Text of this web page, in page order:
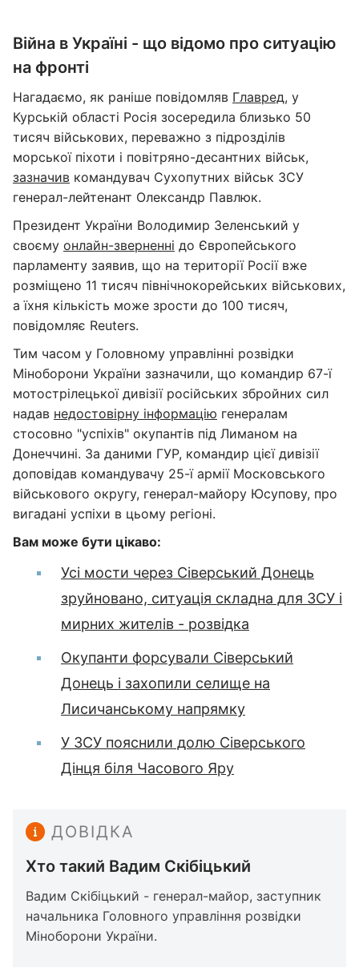
Війна в Україні - що відомо про ситуацію
на фронті
Нагадаємо, як раніше повідомляв Главред, у
Курській області Росія зосередила близько 50
тисяч військових, переважно з підрозділів
морської піхоти і повітряно-десантних військ,
зазначив командувач Сухопутних військ ЗСУ
генерал-лейтенант Олександр Павлюк.
Президент України Володимир Зеленський у
своєму онлайн-зверненні до Європейського
парламенту заявив, що на території Росії вже
розміщено 11 тисяч північнокорейських військових,
а їхня кількість може зрости до 100 тисяч,
повідомляє Reuters.
Тим часом у Головному управлінні розвідки
Міноборони України зазначили, що командир 67-ї
мотострілецької дивізії російських збройних сил
надав недостовірну інформацію генералам
стосовно "успіхів" окупантів під Лиманом на
Донеччині. За даними ГУР, командир цієї дивізії
доповідав командувачу 25-ї армії Московського
військового округу, генерал-майору Юсупову, про
вигадані успіхи в цьому регіоні.
Вам може бути цікаво:
Усі мости через Сіверський Донець
зруйновано, ситуація складна для ЗСУ і
мирних жителів - розвідка
Окупанти форсували Сіверський
Донець і захопили селище на
Лисичанському напрямку
У ЗСУ пояснили долю Сіверського
Дінця біля Часового Яру
ДОВІДКА
Хто такий Вадим Скібіцький
Вадим Скібіцький - генерал-майор, заступник
начальника Головного управління розвідки
Міноборони України.